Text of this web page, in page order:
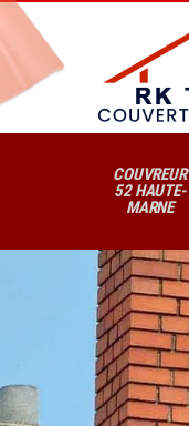
COUVREUR
52 HAUTE-
MARNE